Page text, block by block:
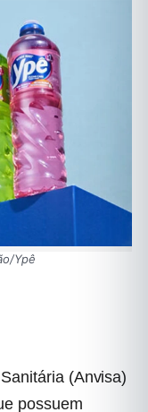
Ypê
(Anvisa)
possuem